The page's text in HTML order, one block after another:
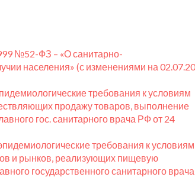
№52-ФЗ – «О санитарно-
населения» (с изменениями на
требования к условиям
продажу товаров, выполнение
гос. санитарного врача РФ от 24
требования к условиям
и рынков, реализующих пищевую
государственного санитарного врача